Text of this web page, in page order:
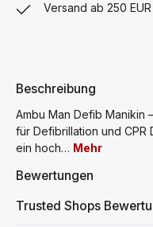
Versand ab 250
Beschreibung
Ambu Man Defib Manikin
für Defibrillation und CPR
ein hoch… Mehr
Bewertungen
Trusted Shops